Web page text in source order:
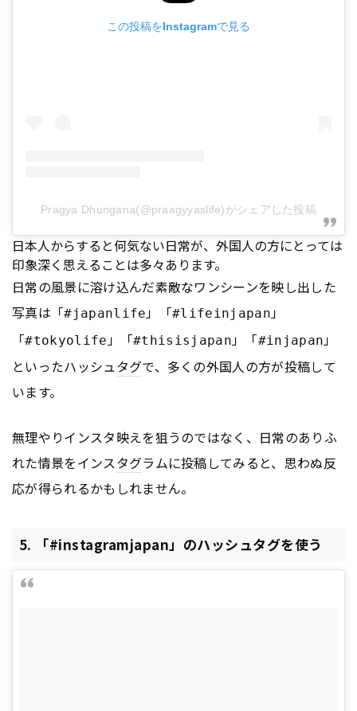
この投稿をInstagramで見る
Pragya Dhungana(@praagyyaslife)がシェアした投稿
日本人からすると何気ない日常が、外国人の方にとっては
印象深く思えることは多々あります。
日常の風景に溶け込んだ素敵なワンシーンを映し出した
写真は「#japanlife」「#lifeinjapan」
「#tokyolife」「#thisisjapan」「#injapan」
といったハッシュタグで、多くの外国人の方が投稿して
います。
無理やりインスタ映えを狙うのではなく、日常のありふ
れた情景をインスタグラムに投稿してみると、思わぬ反
応が得られるかもしれません。
5. 「#instagramjapan」のハッシュタグを使う